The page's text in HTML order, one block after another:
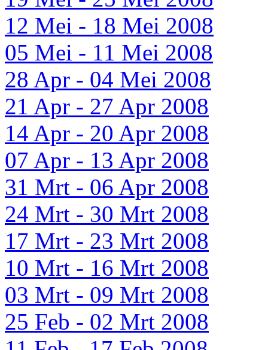
12 Mei - 18 Mei 2008
05 Mei - 11 Mei 2008
28 Apr - 04 Mei 2008
21 Apr - 27 Apr 2008
14 Apr - 20 Apr 2008
07 Apr - 13 Apr 2008
31 Mrt - 06 Apr 2008
24 Mrt - 30 Mrt 2008
17 Mrt - 23 Mrt 2008
10 Mrt - 16 Mrt 2008
03 Mrt - 09 Mrt 2008
25 Feb - 02 Mrt 2008